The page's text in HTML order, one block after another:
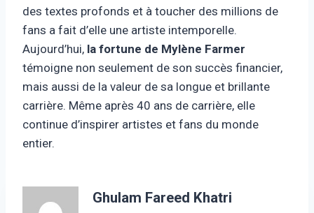
des textes profonds et à toucher des millions de
fans a fait d’elle une artiste intemporelle.
Aujourd’hui, la fortune de Mylène Farmer
témoigne non seulement de son succès financier,
mais aussi de la valeur de sa longue et brillante
carrière. Même après 40 ans de carrière, elle
continue d’inspirer artistes et fans du monde
entier.
Ghulam Fareed Khatri